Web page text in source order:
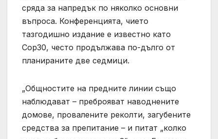
сряда за напредък по няколко основни
въпроса. Конференцията, чието
тазгодишно издание е известно като
Cop30, често продължава по-дълго от
планираните две седмици.
„Общностите на предните линии също
наблюдават – преброяват наводнените
домове, провалените реколти, загубените
средства за препитание – и питат „колко